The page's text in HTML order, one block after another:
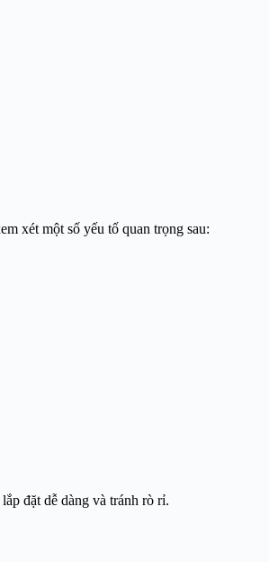
xét một số yếu tố quan trọng sau:
đặt dễ dàng và tránh rò rỉ.